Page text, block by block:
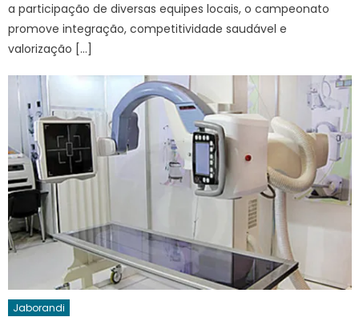
a participação de diversas equipes locais, o campeonato
promove integração, competitividade saudável e
valorização […]
Jaborandi